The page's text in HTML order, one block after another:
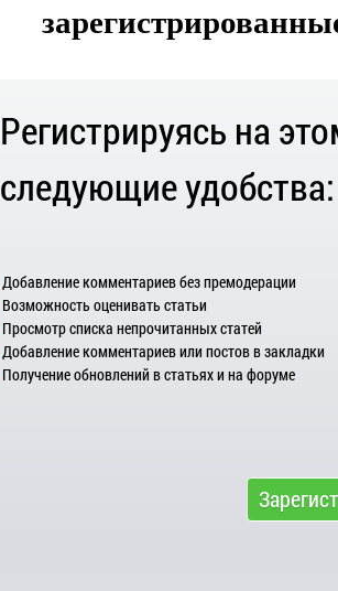
Регистрируясь на
следующие удобства:
Добавление комментариев без премодерации
Возможность оценивать статьи
Просмотр списка непрочитанных статей
Добавление комментариев или постов в закладки
Получение обновлений в статьях и на форуме